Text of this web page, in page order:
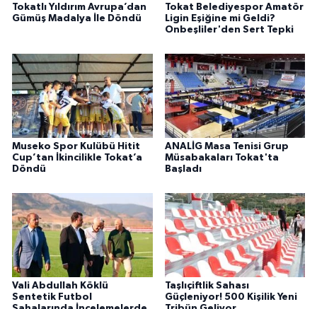
Tokatlı Yıldırım Avrupa’dan
Gümüş Madalya İle Döndü
Tokat Belediyespor Amatör
Ligin Eşiğine mi Geldi?
Onbeşliler'den Sert Tepki
Museko Spor Kulübü Hitit
Cup’tan İkincilikle Tokat’a
Döndü
ANALİG Masa Tenisi Grup
Müsabakaları Tokat'ta
Başladı
Vali Abdullah Köklü
Sentetik Futbol
Taşlıçiftlik Sahası
Güçleniyor! 500 Kişilik Yeni